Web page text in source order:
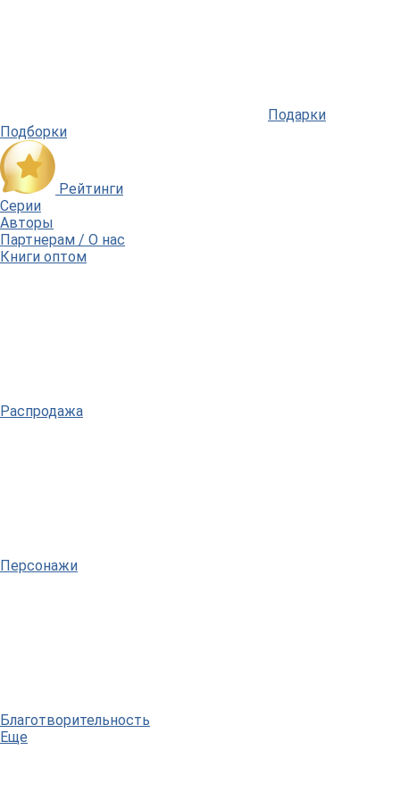
Подарки
Подборки
Рейтинги
Серии
Авторы
Партнерам / О нас
Книги оптом
Распродажа
Персонажи
Благотворительность
Еще